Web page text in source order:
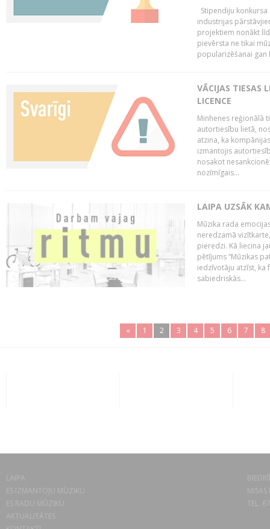
Stipendiju
industrijas
projektiem nonākt
pievērsta ne tikai
popularizēšanai gan
VĀCIJAS TIESAS
LICENCE
Minhenes reģionālā
autortiesību lietā,
atzina, ka
izmantojis
nosakot
nozīmīgais...
LAIPA UZSĀK
Mūzika rada
neredzamā
pieredzi. Kā liecina
pētījums “Mūzikas
iedzīvotāju atzīst, ka
sabiedriskās...
« 1 2 3 4 5 6 7 8
LAIPA
ES IZMANTOJU MŪZIKU
ES RADU MŪZIKU
AKTUALITĀTES
TEL.